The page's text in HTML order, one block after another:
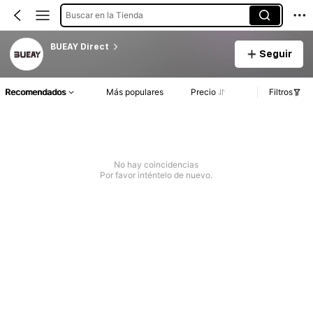
Buscar en la Tienda
BUEAY Direct
Seguir
Recomendados Más populares Precio Filtros
No hay coincidencias
Por favor inténtelo de nuevo.